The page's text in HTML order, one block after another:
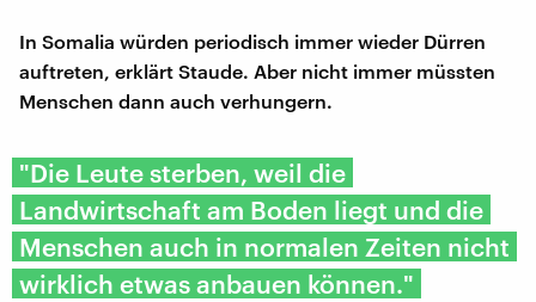
In Somalia würden periodisch immer wieder Dürren
auftreten, erklärt Staude. Aber nicht immer müssten
Menschen dann auch verhungern.
"Die Leute sterben, weil die
Landwirtschaft am Boden liegt und die
Menschen auch in normalen Zeiten nicht
wirklich etwas anbauen können."